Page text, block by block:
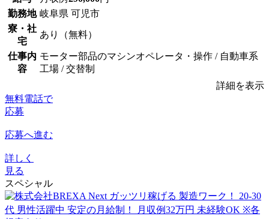
勤務地 岐阜県 可児市
寮・社
宅
あり（無料）
仕事内
容
モーター部品のマシンオペレータ・操作 / 自動車系
工場 / 交替制
詳細を表示
無料電話で
応募
応募へ進む
詳しく
見る
スペシャル